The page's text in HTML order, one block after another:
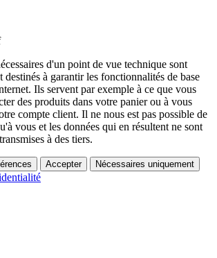
d'un point de vue technique sont
destinés à garantir les fonctionnalités de base
Ils servent par exemple à ce que vous
des produits dans votre panier ou à vous
compte client. Il ne nous est pas possible de
vous et les données qui en résultent ne sont
à des tiers.
Accepter Nécessaires uniquement